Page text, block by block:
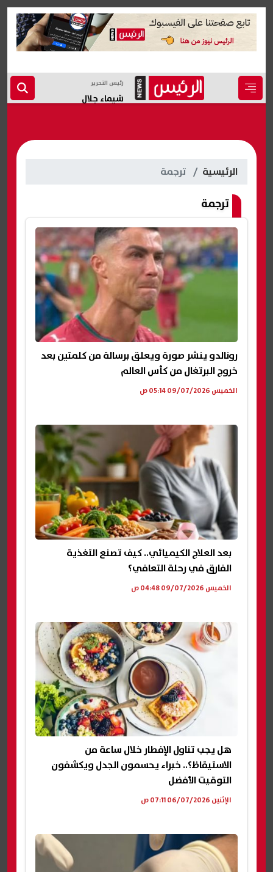
رئيس التحرير
شيماء جلال
الرئيسية ترجمة
ترجمة
رونالدو ينشر صورة ويعلق برسالة من كلمتين بعد
خروج البرتغال من كأس العالم
الخميس 09/07/2026 05:14 ص
بعد العلاج الكيميائي.. كيف تصنع التغذية
الفارق في رحلة التعافي؟
الخميس 09/07/2026 04:48 ص
هل يجب تناول الإفطار خلال ساعة من
الاستيقاظ؟.. خبراء يحسمون الجدل ويكشفون
التوقيت الأفضل
الإثنين 06/07/2026 07:11 ص